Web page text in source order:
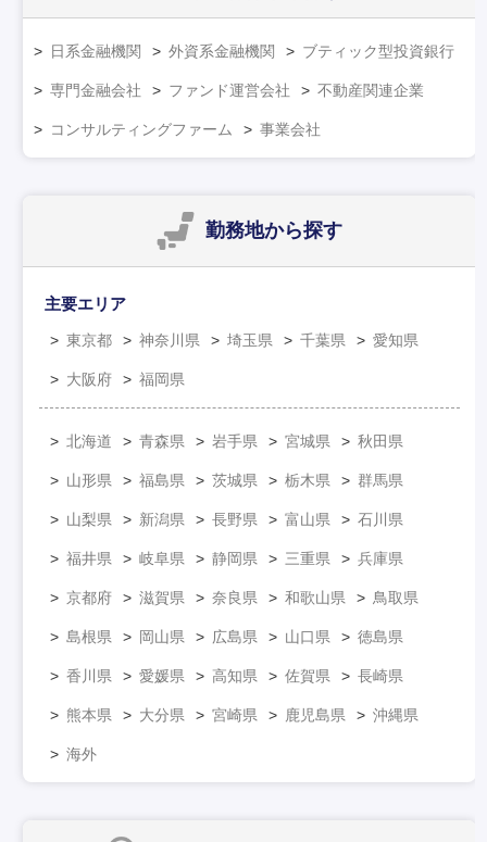
日系金融機関 外資系金融機関 ブティック型投資銀行
専門金融会社 ファンド運営会社 不動産関連企業
コンサルティングファーム 事業会社
勤務地から探す
主要エリア
東京都 神奈川県 埼玉県 千葉県 愛知県
大阪府 福岡県
北海道 青森県 岩手県 宮城県 秋田県
山形県 福島県 茨城県 栃木県 群馬県
山梨県 新潟県 長野県 富山県 石川県
福井県 岐阜県 静岡県 三重県 兵庫県
京都府 滋賀県 奈良県 和歌山県 鳥取県
島根県 岡山県 広島県 山口県 徳島県
香川県 愛媛県 高知県 佐賀県 長崎県
熊本県 大分県 宮崎県 鹿児島県 沖縄県
海外